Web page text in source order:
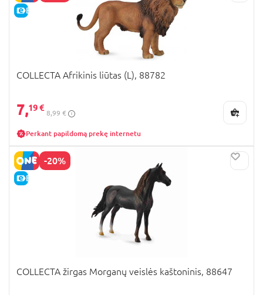
E-KAINA
COLLECTA Afrikinis liūtas (L), 88782
7,19 €
8,99 €
Perkant papildomą prekę internetu
-20%
E-KAINA
COLLECTA žirgas Morganų veislės kaštoninis, 88647